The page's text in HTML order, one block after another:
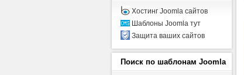
Хостинг Joomla сайтов
Шаблоны Joomla тут
Защита ваших сайтов
Поиск по шаблонам Joomla